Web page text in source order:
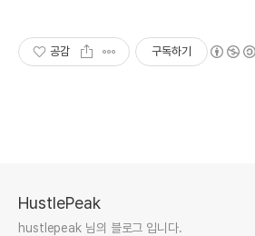
공감 구독하기
HustlePeak
hustlepeak 님의 블로그 입니다.